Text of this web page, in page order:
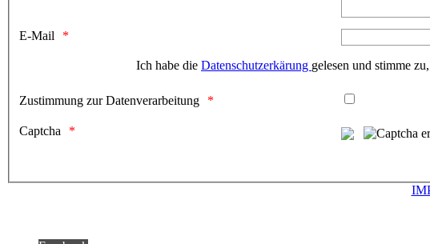
E-Mail
Ich habe die Datenschutzerkärung gelesen und stimme
Zustimmung zur Datenverarbeitung
Captcha